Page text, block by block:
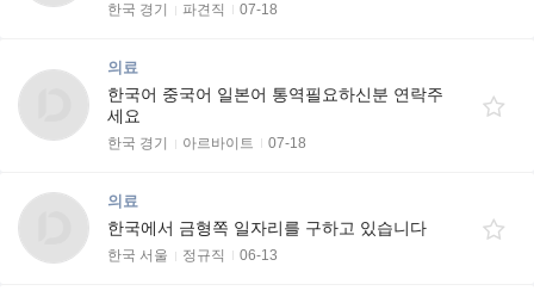
한국 경기 파견직 07-18
의료
한국어 중국어 일본어 통역필요하신분 연락주
세요
한국 경기 아르바이트 07-18
의료
한국에서 금형쪽 일자리를 구하고 있습니다
한국 서울 정규직 06-13